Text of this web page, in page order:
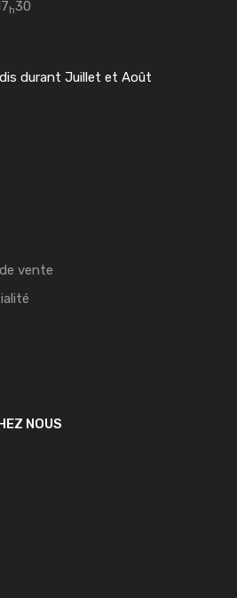
h30
durant Juillet et Août
vente
NOUS